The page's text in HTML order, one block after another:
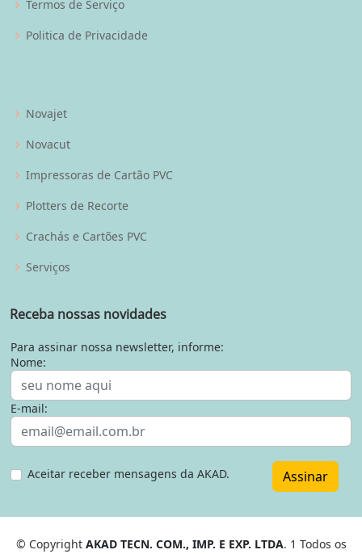
Termos de Serviço
Politica de Privacidade
Novajet
Novacut
Impressoras de Cartão PVC
Plotters de Recorte
Crachás e Cartões PVC
Serviços
Receba nossas novidades
Para assinar nossa newsletter, informe:
Nome:
E-mail:
Aceitar receber mensagens da AKAD. Assinar
© Copyright AKAD TECN. COM., IMP. E EXP. LTDA. 1 Todos os